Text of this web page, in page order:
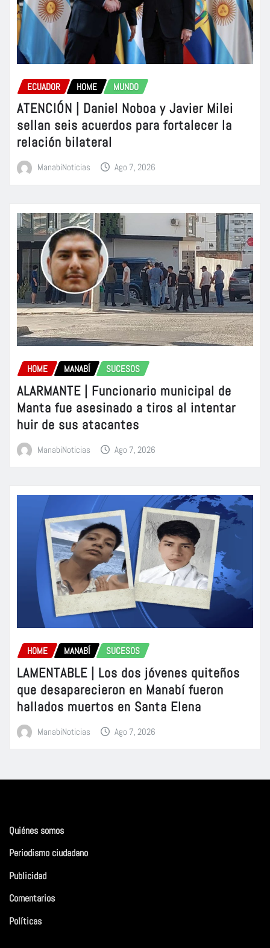
ECUADOR HOME MUNDO
ATENCIÓN | Daniel Noboa y Javier Milei
sellan seis acuerdos para fortalecer la
relación bilateral
ManabiNoticias Ago 7, 2026
HOME MANABÍ SUCESOS
ALARMANTE | Funcionario municipal de
Manta fue asesinado a tiros al intentar
huir de sus atacantes
ManabiNoticias Ago 7, 2026
HOME MANABÍ SUCESOS
LAMENTABLE | Los dos jóvenes quiteños
que desaparecieron en Manabí fueron
hallados muertos en Santa Elena
ManabiNoticias Ago 7, 2026
Quiénes somos
Periodismo ciudadano
Publicidad
Comentarios
Políticas